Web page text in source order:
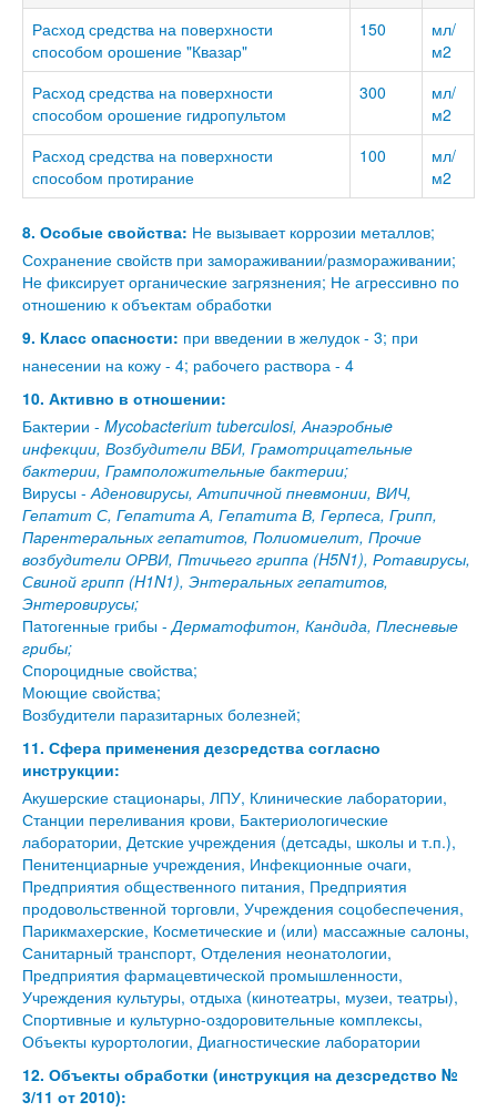
Расход средства на поверхности
способом орошение "Квазар"
150
мл/
м2
Расход средства на поверхности
способом орошение гидропультом
300
мл/
м2
Расход средства на поверхности
способом протирание
100
мл/
м2
8. Особые свойства: Не вызывает коррозии металлов;
Сохранение свойств при замораживании/размораживании;
Не фиксирует органические загрязнения; Не агрессивно по
отношению к объектам обработки
9. Класс опасности: при введении в желудок - 3; при
нанесении на кожу - 4; рабочего раствора - 4
10. Активно в отношении:
Бактерии - Mycobacterium tuberculosi, Анаэробныe
инфекции, Возбудители ВБИ, Грамотрицательные
бактерии, Грамположительные бактерии;
Вирусы -Аденовирусы, Атипичной пневмонии, ВИЧ,
Гепатит С, Гепатита А, Гепатита В, Герпеса, Грипп,
Парентеральных гепатитов, Полиомиелит, Прочие
возбудители ОРВИ, Птичьего гриппа (H5N1), Ротавирусы,
Свиной грипп (H1N1), Энтеральных гепатитов,
Энтеровирусы;
Патогенные грибы -Дерматофитон, Кандида, Плесневые
грибы;
Спороцидные свойства;
Моющие свойства;
Возбудители паразитарных болезней;
11. Сфера применения дезсредства согласно
инструкции:
Акушерские стационары, ЛПУ, Клинические лаборатории,
Станции переливания крови, Бактериологические
лаборатории, Детские учреждения (детсады, школы и т.п.),
Пенитенциарные учреждения, Инфекционные очаги,
Предприятия общественного питания, Предприятия
продовольственной торговли, Учреждения соцобеспечения,
Парикмахерские, Косметические и (или) массажные салоны,
Санитарный транспорт, Отделения неонатологии,
Предприятия фармацевтической промышленности,
Учреждения культуры, отдыха (кинотеатры, музеи, театры),
Спортивные и культурно-оздоровительные комплексы,
Объекты курортологии, Диагностические лаборатории
12. Объекты обработки (инструкция на дезсредство №
3/11 от 2010):